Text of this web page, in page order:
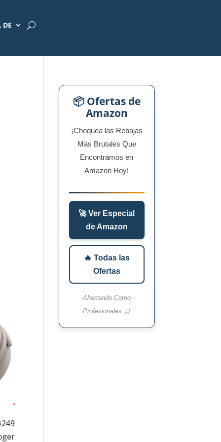
DE
📦 Ofertas de
Amazon
¡Chequea las Rebajas
Más Brutales Que
Encontramos en
Amazon Hoy!
🚀 Ver Especial
de Amazon
🔥 Todas las
Ofertas
Ahorrando Como
Profesionales 🛒